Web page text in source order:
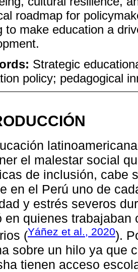
roadmap for
to make education a
Strategic
policy; pedagogical
el malestar social
de inclusión, cabe
en el Perú uno de
y estrés severos
en quienes
(Yáñez et al., 2020).
sobre un hilo ya que
tienen acceso